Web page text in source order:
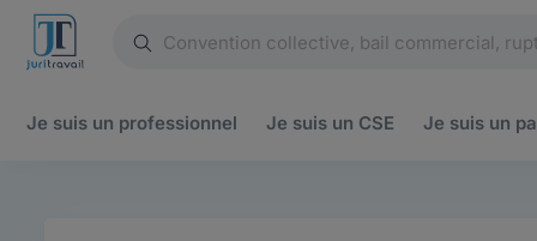
Je suis un professionnel Je suis un CSE Je suis un